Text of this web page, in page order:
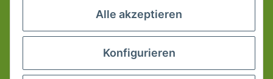
Alle akzeptieren
Konfigurieren